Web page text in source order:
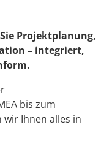
Projektplanung,
– integriert,
bis zum
Ihnen alles in